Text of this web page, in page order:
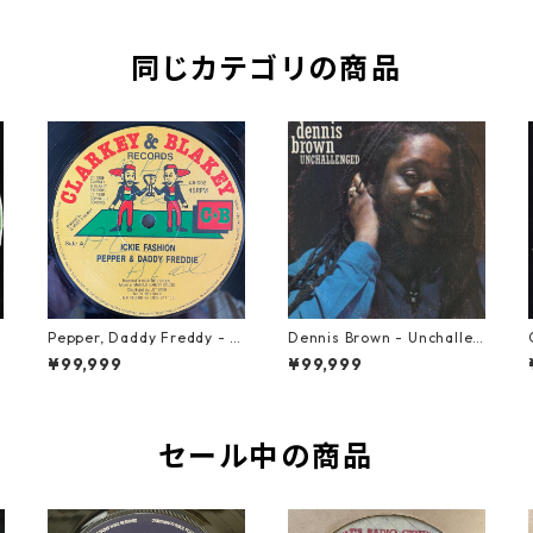
同じカテゴリの商品
Pepper, Daddy Freddy - Ic
kie Fashion【12-50044】
¥99,999
Dennis Brown - Unchallen
ged【LP-70046】
¥99,999
セール中の商品